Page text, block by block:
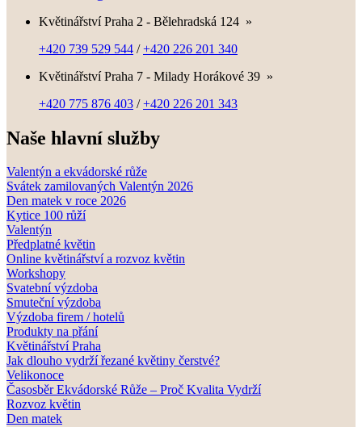
Květinářství Praha 2 - Bělehradská 124 »
+420 739 529 544 /+420 226 201 340
Květinářství Praha 7 - Milady Horákové 39 »
+420 775 876 403 /+420 226 201 343
Naše hlavní služby
Valentýn a ekvádorské růže
Svátek zamilovaných Valentýn 2026
Den matek v roce 2026
Kytice 100 růží
Valentýn
Předplatné květin
Online květinářství a rozvoz květin
Workshopy
Svatební výzdoba
Smuteční výzdoba
Výzdoba firem / hotelů
Produkty na přání
Květinářství Praha
Jak dlouho vydrží řezané květiny čerstvé?
Velikonoce
Časosběr Ekvádorské Růže – Proč Kvalita Vydrží
Rozvoz květin
Den matek